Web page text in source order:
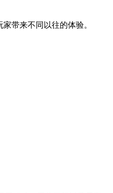
带来不同以往的体验。